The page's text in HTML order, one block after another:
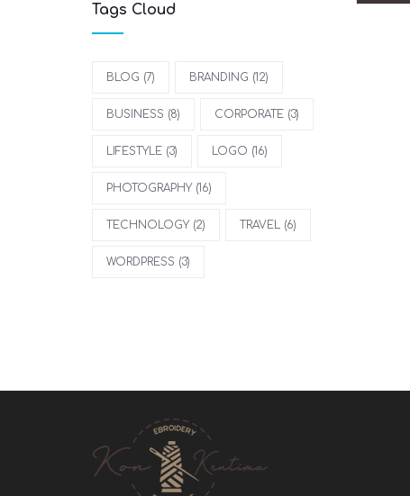
Tags Cloud
BLOG (7) BRANDING (12)
BUSINESS (8) CORPORATE (3)
LIFESTYLE (3) LOGO (16)
PHOTOGRAPHY (16)
TECHNOLOGY (2) TRAVEL (6)
WORDPRESS (3)